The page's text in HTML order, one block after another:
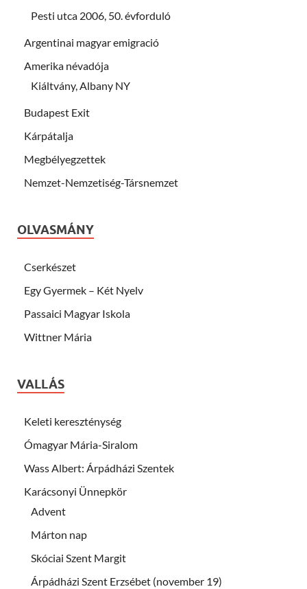
Pesti utca 2006, 50. évforduló
Argentinai magyar emigració
Amerika névadója
Kiáltvány, Albany NY
Budapest Exit
Kárpátalja
Megbélyegzettek
Nemzet-Nemzetiség-Társnemzet
OLVASMÁNY
Cserkészet
Egy Gyermek – Két Nyelv
Passaici Magyar Iskola
Wittner Mária
VALLÁS
Keleti kereszténység
Ómagyar Mária-Siralom
Wass Albert: Árpádházi Szentek
Karácsonyi Ünnepkör
Advent
Márton nap
Skóciai Szent Margit
Árpádházi Szent Erzsébet (november 19)